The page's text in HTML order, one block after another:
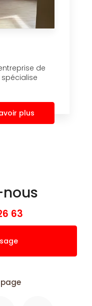
de
plus
63